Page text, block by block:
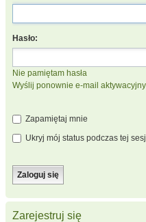
Hasło:
Nie pamiętam hasła
Wyślij ponownie e-mail aktywacyjny
Zapamiętaj mnie
Ukryj mój status podczas tej
Zarejestruj się